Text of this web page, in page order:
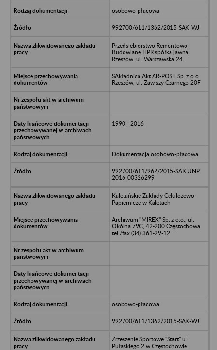
osobowo-płacowa
992700/611/1362/2015-SAK-WJ
Przedsiębiorstwo Remontowo-
Budowlane HPR spółka jawna,
Rzeszów, ul. Warszawska 24
SAkładnica Akt AR-POST Sp. z o.o.
Rzeszów, ul. Zawiszy Czarnego 20F
1990 - 2016
Dokumentacja osobowo-płacowa
992700/611/962/2015-SAK UNP:
2016-00326299
Kaletańskie Zakłady Celulozowo-
Papiernicze w Kaletach
Archiwum "MIREX" Sp. z o.o., ul.
Okólna 79C, 42-200 Częstochowa,
tel./fax (34) 361-29-12
osobowo-płacowa
992700/611/1362/2015-SAK-WJ
Zrzeszenie Sportowe "Start" ul.
Pułaskiego 2 w Częstochowie